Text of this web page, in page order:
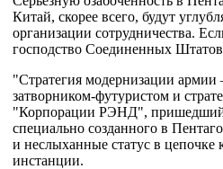
Китай, скорее всего, будут
организации сотрудничества.
господство Соединенных
"Стратегия модернизации
затворником-футуристом и
"Корпорации РЭНД", пришедший
специально созданного в
и неслыханные статус в
инстанции.